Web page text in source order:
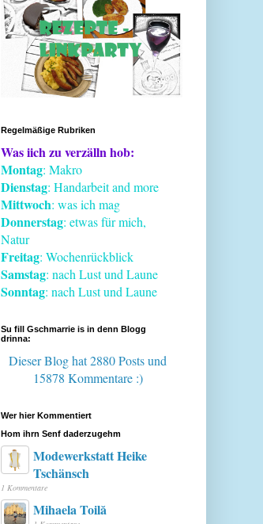
Regelmäßige Rubriken
Was iich zu verzälln hob:
Montag: Makro
Dienstag: Handarbeit and more
Mittwoch: was ich mag
Donnerstag: etwas für mich,
Natur
Freitag: Wochenrückblick
Samstag: nach Lust und Laune
Sonntag: nach Lust und Laune
Su fill Gschmarrie is in denn Blogg
drinna:
Dieser Blog hat 2880 Postsund
15878 Kommentare :)
Wer hier Kommentiert
Hom ihrn Senf daderzugehm
Modewerkstatt Heike
Tschänsch
1 Kommentare
Mihaela Toilă